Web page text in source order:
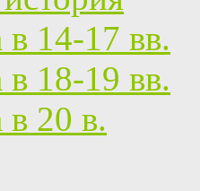
14-17 вв.
18-19 вв.
20 в.